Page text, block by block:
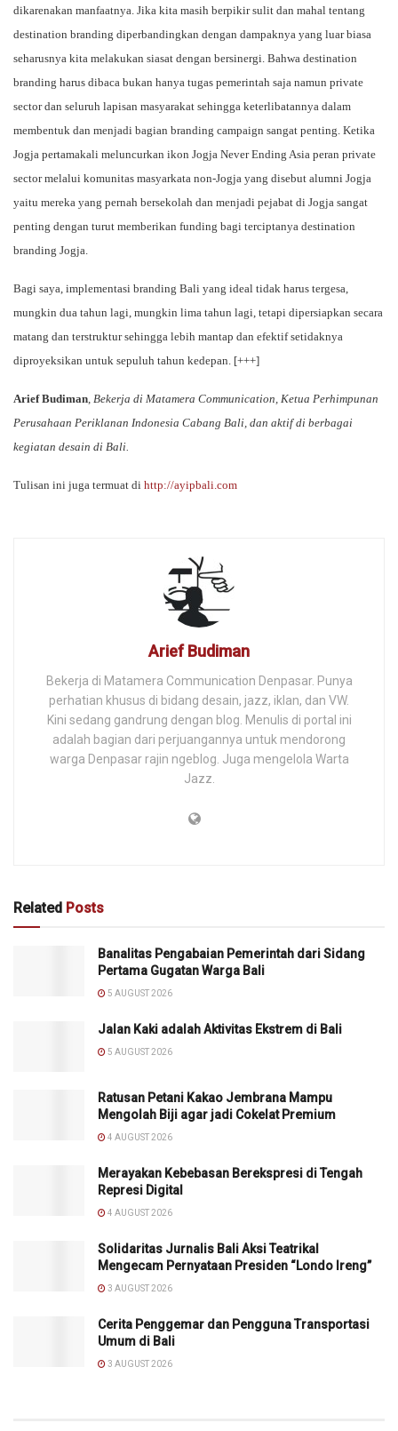
dikarenakan manfaatnya. Jika kita masih berpikir sulit dan mahal tentang
destination branding diperbandingkan dengan dampaknya yang luar biasa
seharusnya kita melakukan siasat dengan bersinergi. Bahwa destination
branding harus dibaca bukan hanya tugas pemerintah saja namun private
sector dan seluruh lapisan masyarakat sehingga keterlibatannya dalam
membentuk dan menjadi bagian branding campaign sangat penting. Ketika
Jogja pertamakali meluncurkan ikon Jogja Never Ending Asia peran private
sector melalui komunitas masyarkata non-Jogja yang disebut alumni Jogja
yaitu mereka yang pernah bersekolah dan menjadi pejabat di Jogja sangat
penting dengan turut memberikan funding bagi terciptanya destination
branding Jogja.
Bagi saya, implementasi branding Bali yang ideal tidak harus tergesa,
mungkin dua tahun lagi, mungkin lima tahun lagi, tetapi dipersiapkan secara
matang dan terstruktur sehingga lebih mantap dan efektif setidaknya
diproyeksikan untuk sepuluh tahun kedepan. [+++]
Arief Budiman Bekerja di Matamera Communication, Ketua Perhimpunan
Perusahaan Periklanan Indonesia Cabang Bali, dan aktif di berbagai
kegiatan desain di Bali.
Tulisan ini juga termuat di http://ayipbali.com
Arief Budiman
Bekerja di Matamera Communication Denpasar. Punya
perhatian khusus di bidang desain, jazz, iklan, dan VW.
Kini sedang gandrung dengan blog. Menulis di portal ini
adalah bagian dari perjuangannya untuk mendorong
warga Denpasar rajin ngeblog. Juga mengelola Warta
Jazz.
Related Posts
Banalitas Pengabaian Pemerintah dari Sidang
Pertama Gugatan Warga Bali
5 AUGUST 2026
Jalan Kaki adalah Aktivitas Ekstrem di Bali
5 AUGUST 2026
Ratusan Petani Kakao Jembrana Mampu
Mengolah Biji agar jadi Cokelat Premium
4 AUGUST 2026
Merayakan Kebebasan Berekspresi di Tengah
Represi Digital
4 AUGUST 2026
Solidaritas Jurnalis Bali Aksi Teatrikal
Mengecam Pernyataan Presiden “Londo Ireng”
3 AUGUST 2026
Cerita Penggemar dan Pengguna Transportasi
Umum di Bali
3 AUGUST 2026